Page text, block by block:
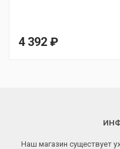
4 392 ₽
Наш магазин существует